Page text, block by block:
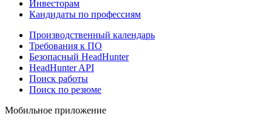
Инвесторам
Кандидаты по профессиям
Производственный календарь
Требования к ПО
Безопасный HeadHunter
HeadHunter API
Поиск работы
Поиск по резюме
Мобильное приложение